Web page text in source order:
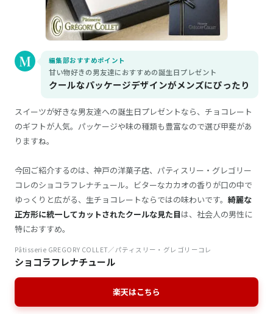
編集部おすすめポイント
甘い物好きの男友達におすすめの誕生日プレゼント
クールなパッケージデザインがメンズにぴったり
スイーツが好きな男友達への誕生日プレゼントなら、チョコレート
のギフトが人気。パッケージや味の種類も豊富なので選び甲斐があ
りますね。
今回ご紹介するのは、神戸の洋菓子店、パティスリー・グレゴリー
コレのショコラフレナチュール。ビターなカカオの香りが口の中で
ゆっくりと広がる、生チョコレートならではの味わいです。 綺麗な
正方形に統一してカットされたクールな見た目は、社会人の男性に
特におすすめ。
Pâtisserie GREGORY COLLET／パティスリー・グレゴリーコレ
ショコラフレナチュール
楽天はこちら